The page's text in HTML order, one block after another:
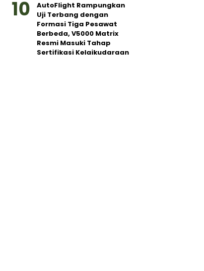
AutoFlight Rampungkan
Uji Terbang dengan
Formasi Tiga Pesawat
Berbeda, V5000 Matrix
Resmi Masuki Tahap
Sertifikasi Kelaikudaraan